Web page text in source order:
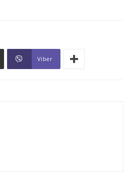
Viber